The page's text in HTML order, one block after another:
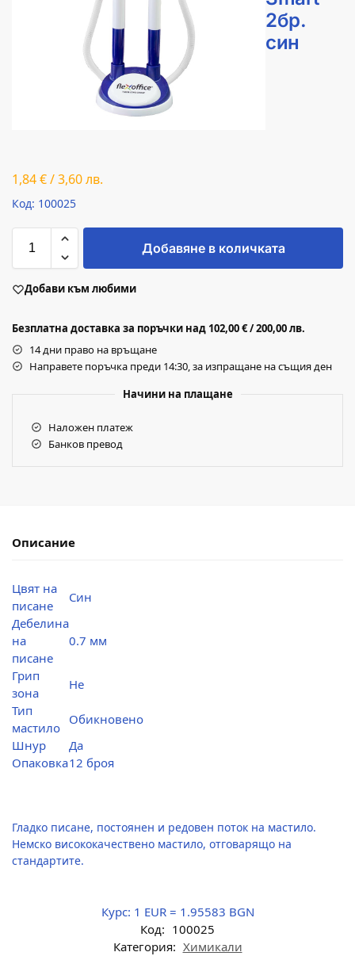
2бр.
син
1,84€/3,60лв.
Код: 100025
Добавяне в количката
Добави към любими
Безплатна доставка за поръчки над 102,00 € / 200,00 лв.
14 дни право на връщане
Направете поръчка преди 14:30, за изпращане на същия ден
Начини на плащане
Наложен платеж
Банков превод
Описание
Цвят на
писане
Син
Дебелина
на
писане
0.7 мм
Грип
зона
Не
Тип
мастило
Обикновено
Шнур
Да
Опаковка12 броя
Гладко писане, постоянен и редовен поток на мастило.
Немско висококачествено мастило, отговарящо на
стандартите.
Курс: 1 EUR = 1.95583 BGN
Код: 100025
Категория: Химикали